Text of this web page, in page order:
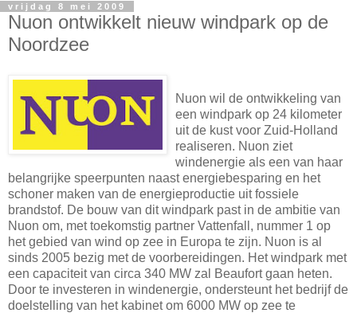
vrijdag 8 mei 2009
Nuon ontwikkelt nieuw windpark op de
Noordzee
Nuon wil de ontwikkeling van
een windpark op 24 kilometer
uit de kust voor Zuid-Holland
realiseren. Nuon ziet
windenergie als een van haar
belangrijke speerpunten naast energiebesparing en het
schoner maken van de energieproductie uit fossiele
brandstof. De bouw van dit windpark past in de ambitie van
Nuon om, met toekomstig partner Vattenfall, nummer 1 op
het gebied van wind op zee in Europa te zijn. Nuon is al
sinds 2005 bezig met de voorbereidingen. Het windpark met
een capaciteit van circa 340 MW zal Beaufort gaan heten.
Door te investeren in windenergie, ondersteunt het bedrijf de
doelstelling van het kabinet om 6000 MW op zee te